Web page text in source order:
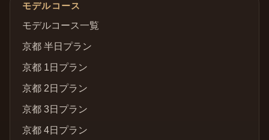
モデルコース
モデルコース一覧
京都 半日プラン
京都 1日プラン
京都 2日プラン
京都 3日プラン
京都 4日プラン